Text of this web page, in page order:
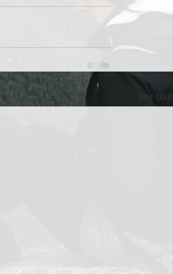
Voir tout